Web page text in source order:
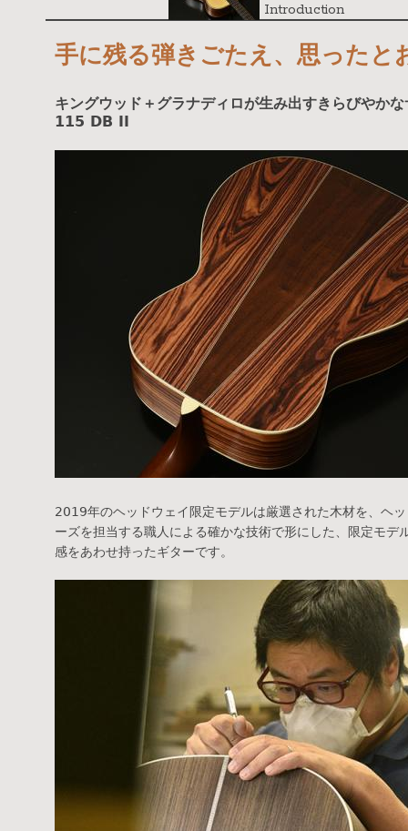
Introduction
手に残る弾きごたえ、思ったと
キングウッド＋グラナディロが生み出すきらびやか
115 DB II
2019年のヘッドウェイ限定モデルは厳選された木材を、ヘ
ーズを担当する職人による確かな技術で形にした、限定モデ
感をあわせ持ったギターです。